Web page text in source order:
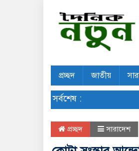
প্রচ্ছদ জাতীয়
সর্বশেষ :
প্রচ্ছদ সারাদেশ